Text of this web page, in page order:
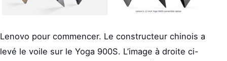
Lenovo pour commencer. Le constructeur chinois a
levé le voile sur le Yoga 900S. L’image à droite ci-